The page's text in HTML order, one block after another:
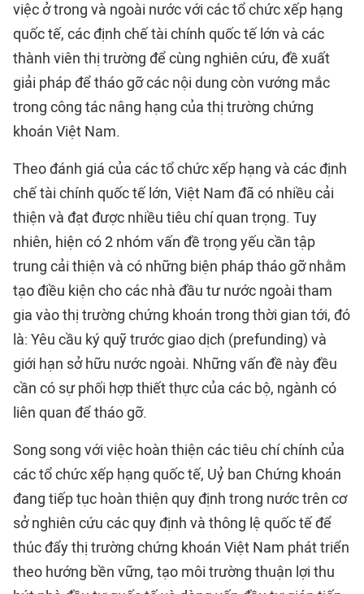
việc ở trong và ngoài nước với các tổ chức xếp hạng
quốc tế, các định chế tài chính quốc tế lớn và các
thành viên thị trường để cùng nghiên cứu, đề xuất
giải pháp để tháo gỡ các nội dung còn vướng mắc
trong công tác nâng hạng của thị trường chứng
khoán Việt Nam.
Theo đánh giá của các tổ chức xếp hạng và các định
chế tài chính quốc tế lớn, Việt Nam đã có nhiều cải
thiện và đạt được nhiều tiêu chí quan trọng. Tuy
nhiên, hiện có 2 nhóm vấn đề trọng yếu cần tập
trung cải thiện và có những biện pháp tháo gỡ nhằm
tạo điều kiện cho các nhà đầu tư nước ngoài tham
gia vào thị trường chứng khoán trong thời gian tới, đó
là: Yêu cầu ký quỹ trước giao dịch (prefunding) và
giới hạn sở hữu nước ngoài. Những vấn đề này đều
cần có sự phối hợp thiết thực của các bộ, ngành có
liên quan để tháo gỡ.
Song song với việc hoàn thiện các tiêu chí chính của
các tổ chức xếp hạng quốc tế, Uỷ ban Chứng khoán
đang tiếp tục hoàn thiện quy định trong nước trên cơ
sở nghiên cứu các quy định và thông lệ quốc tế để
thúc đẩy thị trường chứng khoán Việt Nam phát triển
theo hướng bền vững, tạo môi trường thuận lợi thu